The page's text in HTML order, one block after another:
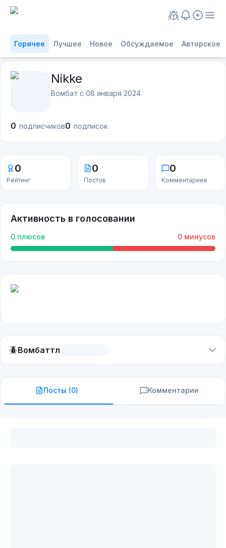
Горячее Лучшее Новое Обсуждаемое Авторское
Nikke
Вомбат с 08 января 2024
0 подписчиков0 подписок
0
Рейтинг
0
Постов
0
Комментариев
Активность в голосовании
0 плюсов 0 минусов
🪲Вомбаттл
Посты (0) Комментарии